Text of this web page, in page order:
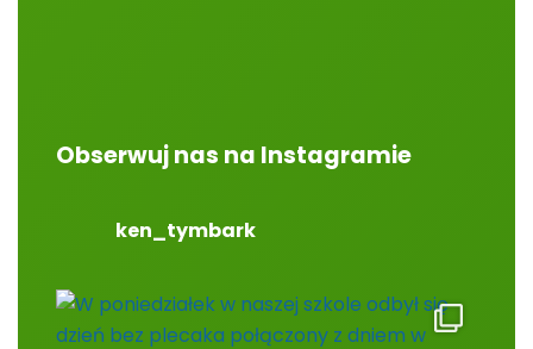
Obserwuj nas na Instagramie
ken_tymbark